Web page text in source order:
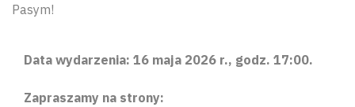
Pasym!
Data wydarzenia: 16 maja 2026 r., godz. 17:00.
Zapraszamy na strony: